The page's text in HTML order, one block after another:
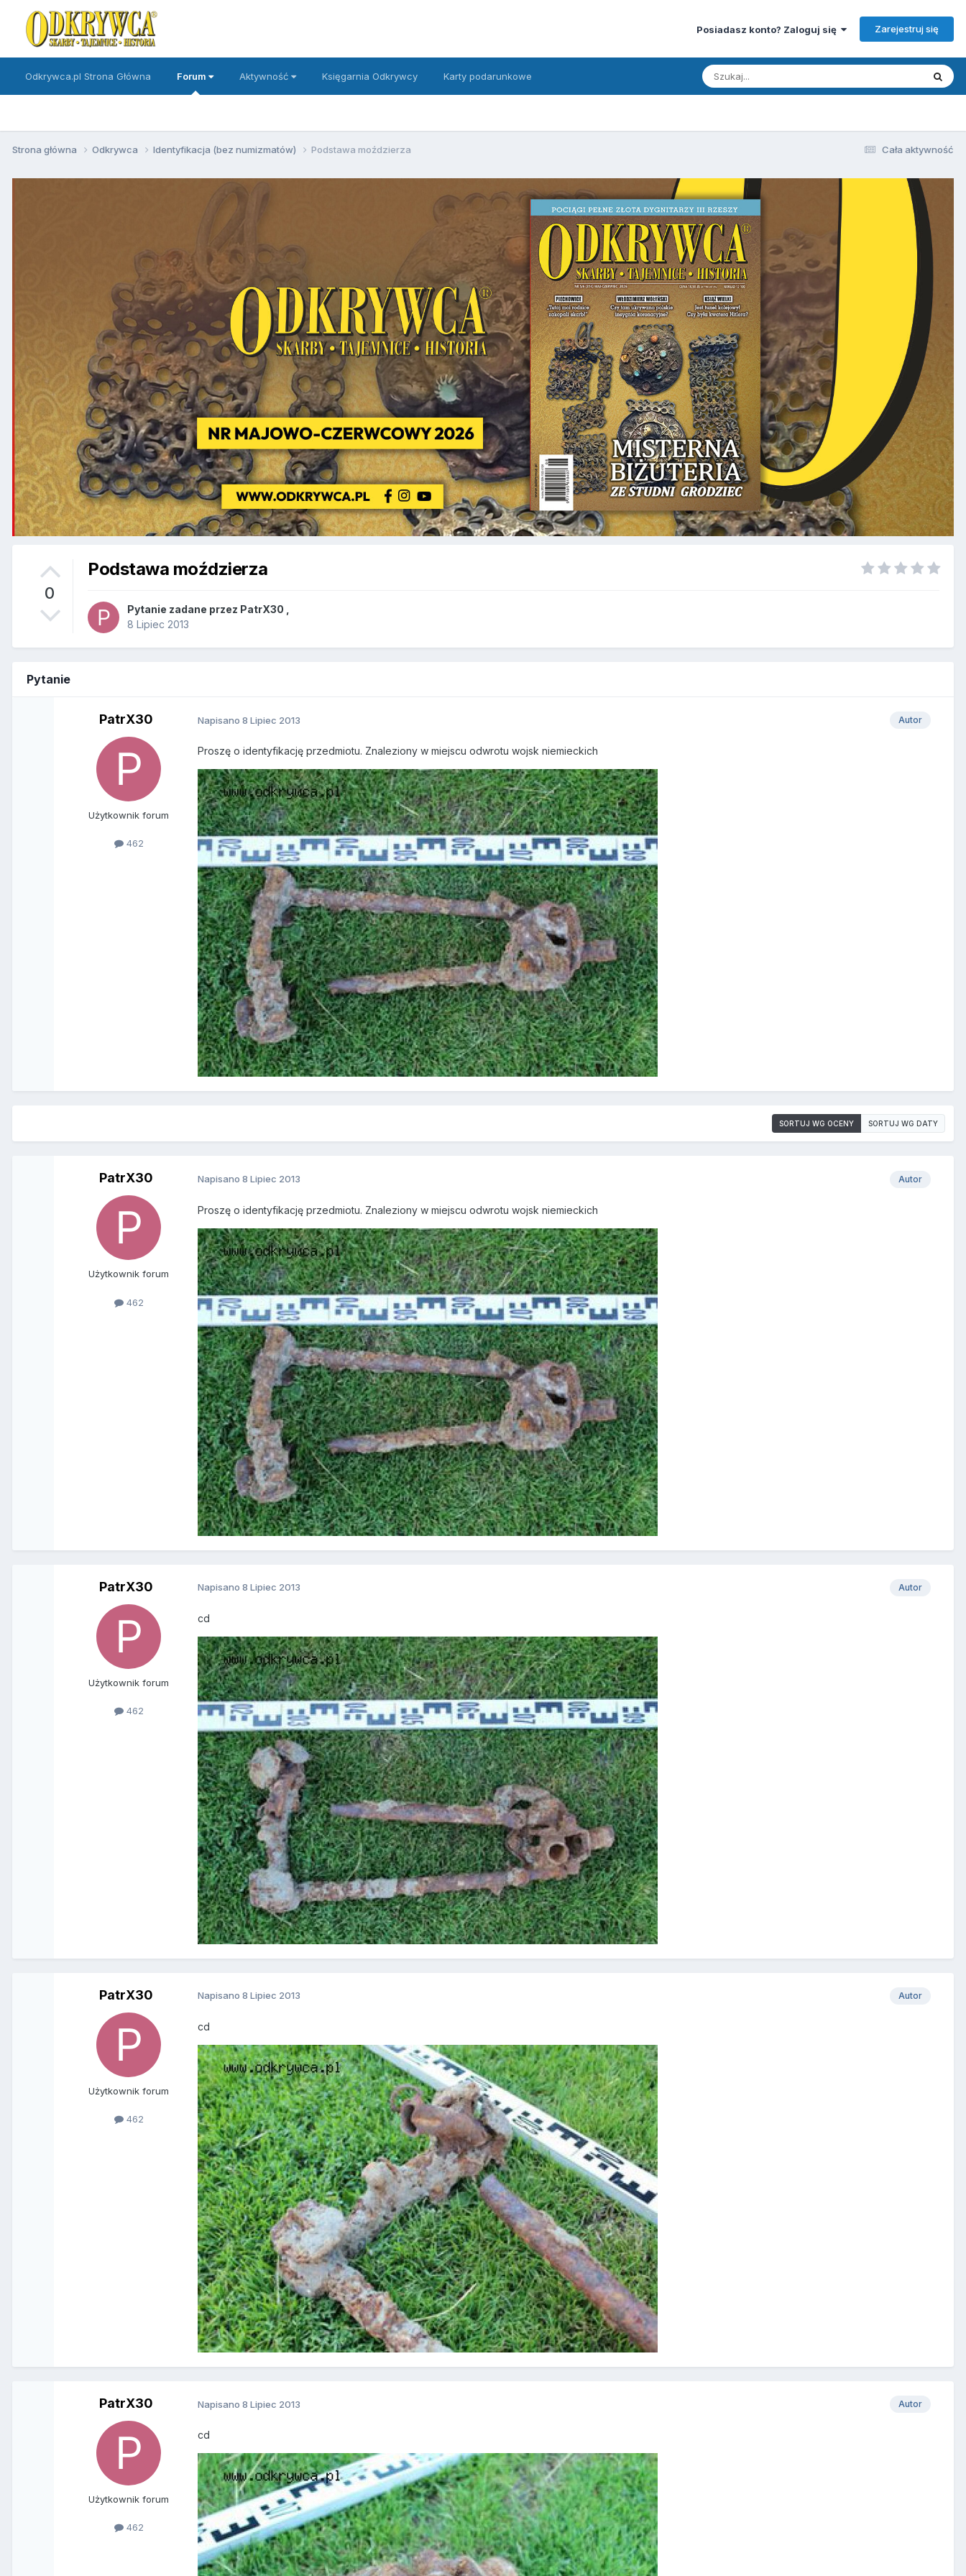
Posiadasz konto? Zaloguj się Zarejestruj się
Odkrywca.pl Strona Główna Forum Aktywność Księgarnia Odkrywcy Karty podarunkowe
Cała aktywność
Strona główna Odkrywca Identyfikacja (bez numizmatów) Podstawa moździerza
0
Podstawa moździerza
Pytanie zadane przez PatrX30
8 Lipiec 2013
Pytanie
PatrX30
Użytkownik forum
462
Autor
Napisano8 Lipiec 2013
Proszę o identyfikację przedmiotu. Znaleziony w miejscu odwrotu wojsk niemieckich
SORTUJ WG OCENY SORTUJ WG DATY
PatrX30
Użytkownik forum
462
Autor
Napisano8 Lipiec 2013
Proszę o identyfikację przedmiotu. Znaleziony w miejscu odwrotu wojsk niemieckich
PatrX30
Użytkownik forum
462
Autor
Napisano8 Lipiec 2013
cd
PatrX30
Użytkownik forum
462
Autor
Napisano8 Lipiec 2013
cd
PatrX30
Użytkownik forum
462
Autor
Napisano8 Lipiec 2013
cd